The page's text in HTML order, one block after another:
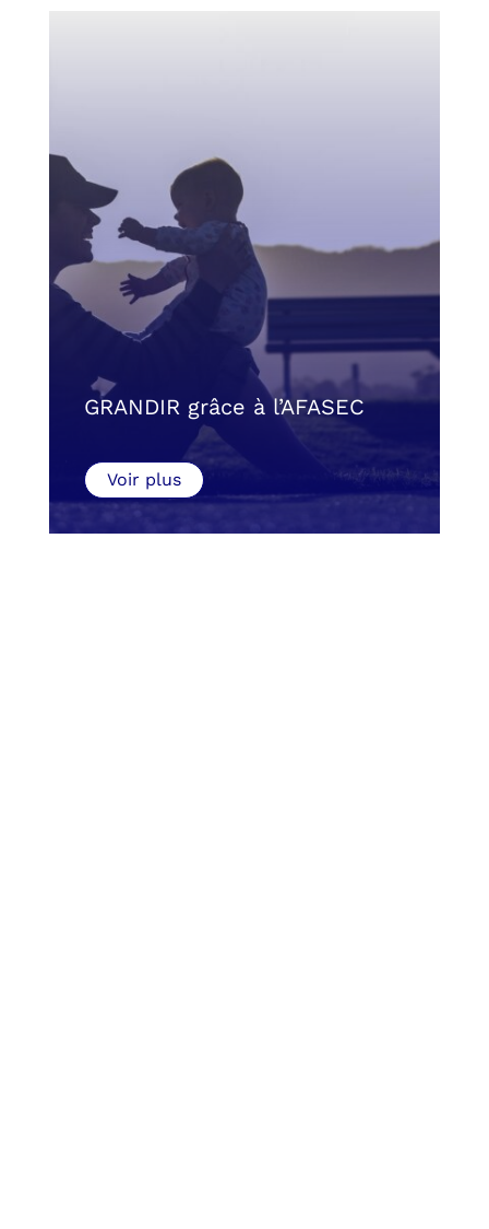
GRANDIR grâce à l’AFASEC
Voir plus